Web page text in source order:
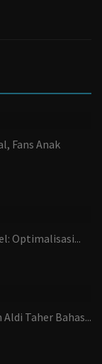
Fans Anak
Optimalisasi...
Taher Bahas...